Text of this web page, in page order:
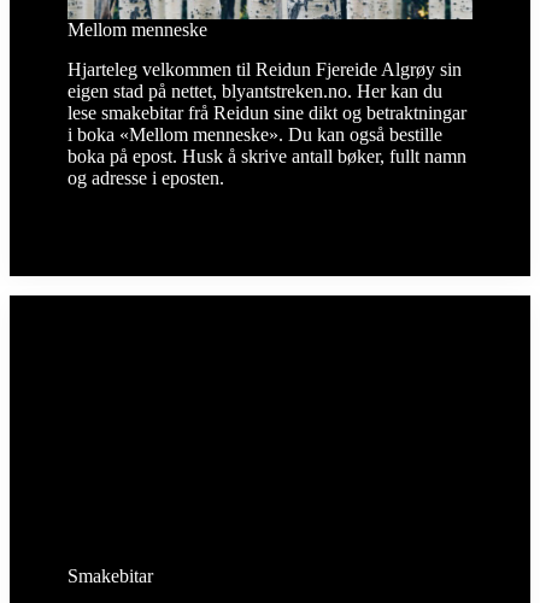
Mellom menneske
Hjarteleg velkommen til Reidun Fjereide Algrøy sin
eigen stad på nettet, blyantstreken.no. Her kan du
lese smakebitar frå Reidun sine dikt og betraktningar
i boka «Mellom menneske». Du kan også bestille
boka på epost. Husk å skrive antall bøker, fullt namn
og adresse i eposten.
Smakebitar